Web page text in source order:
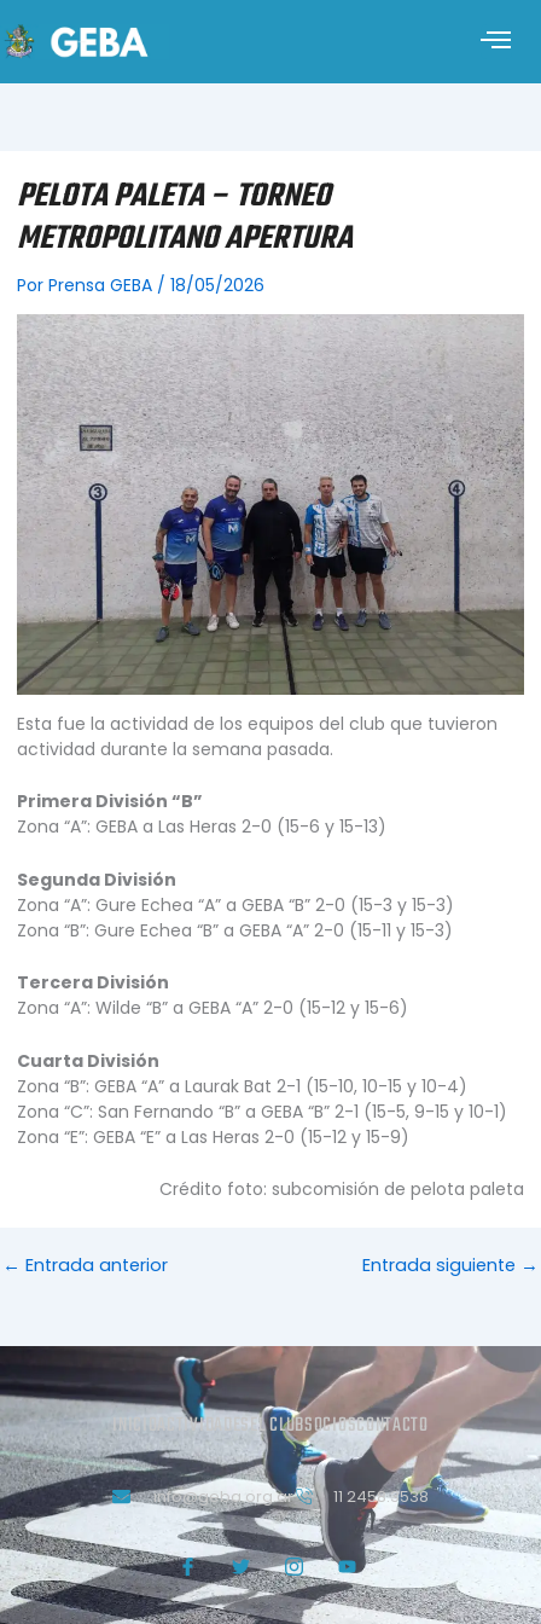
PELOTA PALETA – TORNEO
METROPOLITANO APERTURA
Por Prensa GEBA / 18/05/2026
Esta fue la actividad de los equipos del club que tuvieron
actividad durante la semana pasada.
Primera División “B”
Zona “A”: GEBA a Las Heras 2-0 (15-6 y 15-13)
Segunda División
Zona “A”: Gure Echea “A” a GEBA “B” 2-0 (15-3 y 15-3)
Zona “B”: Gure Echea “B” a GEBA “A” 2-0 (15-11 y 15-3)
Tercera División
Zona “A”: Wilde “B” a GEBA “A” 2-0 (15-12 y 15-6)
Cuarta División
Zona “B”: GEBA “A” a Laurak Bat 2-1 (15-10, 10-15 y 10-4)
Zona “C”: San Fernando “B” a GEBA “B” 2-1 (15-5, 9-15 y 10-1)
Zona “E”: GEBA “E” a Las Heras 2-0 (15-12 y 15-9)
Crédito foto: subcomisión de pelota paleta
← Entrada anterior Entrada siguiente →
INICIOACTIVIDADES EL CLUBSOCIOSCONTACTO
info@geba.org.ar 11 2458.3538
J
k
i
-
T
w
i
t
J
k
i
-
Y
o
u
t